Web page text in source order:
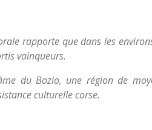
rapporte que dans les
vainqueurs.
du Bozio, une région de
culturelle corse.